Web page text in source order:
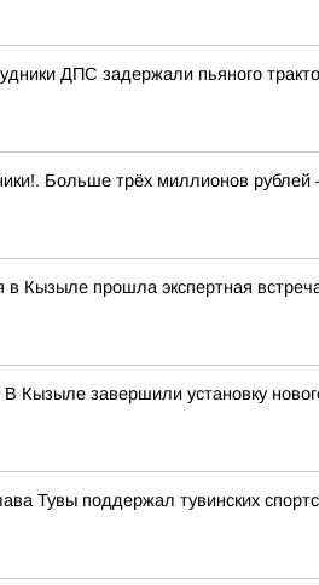
ДПС задержали пьяного
Больше трёх миллионов рублей
в Кызыле прошла экспертная
Кызыле завершили установку
Тувы поддержал тувинских